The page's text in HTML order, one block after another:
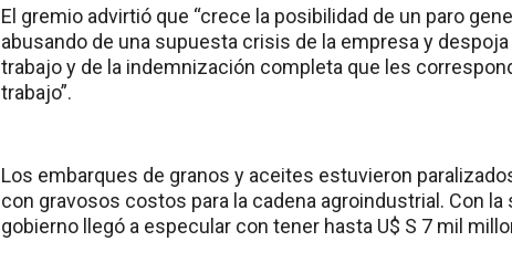
El gremio advirtió que “crece la posibilidad de un paro
abusando de una supuesta crisis de la empresa y
trabajo y de la indemnización completa que les
trabajo”.
Los embarques de granos y aceites estuvieron
con gravosos costos para la cadena agroindustrial. Con la
gobierno llegó a especular con tener hasta U$ S 7 mil